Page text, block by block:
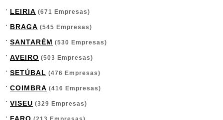
LEIRIA (671 Empresas)
BRAGA (545 Empresas)
SANTARÉM (530 Empresas)
AVEIRO (503 Empresas)
SETÚBAL (476 Empresas)
COIMBRA (416 Empresas)
VISEU (329 Empresas)